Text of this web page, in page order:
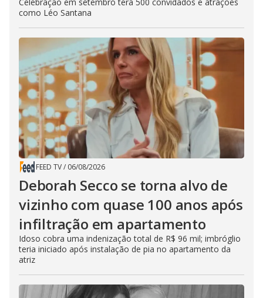
Celebração em setembro terá 500 convidados e atrações
como Léo Santana
FEED TV/ 06/08/2026
Deborah Secco se torna alvo de
vizinho com quase 100 anos após
infiltração em apartamento
Idoso cobra uma indenização total de R$ 96 mil; imbróglio
teria iniciado após instalação de pia no apartamento da
atriz